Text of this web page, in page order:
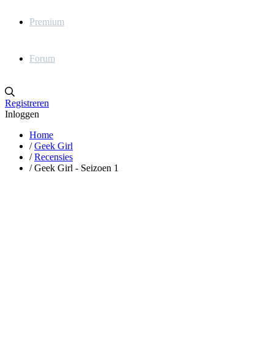
Premium
Forum
Registreren
Inloggen
Home
/ Geek Girl
/ Recensies
/ Geek Girl - Seizoen 1